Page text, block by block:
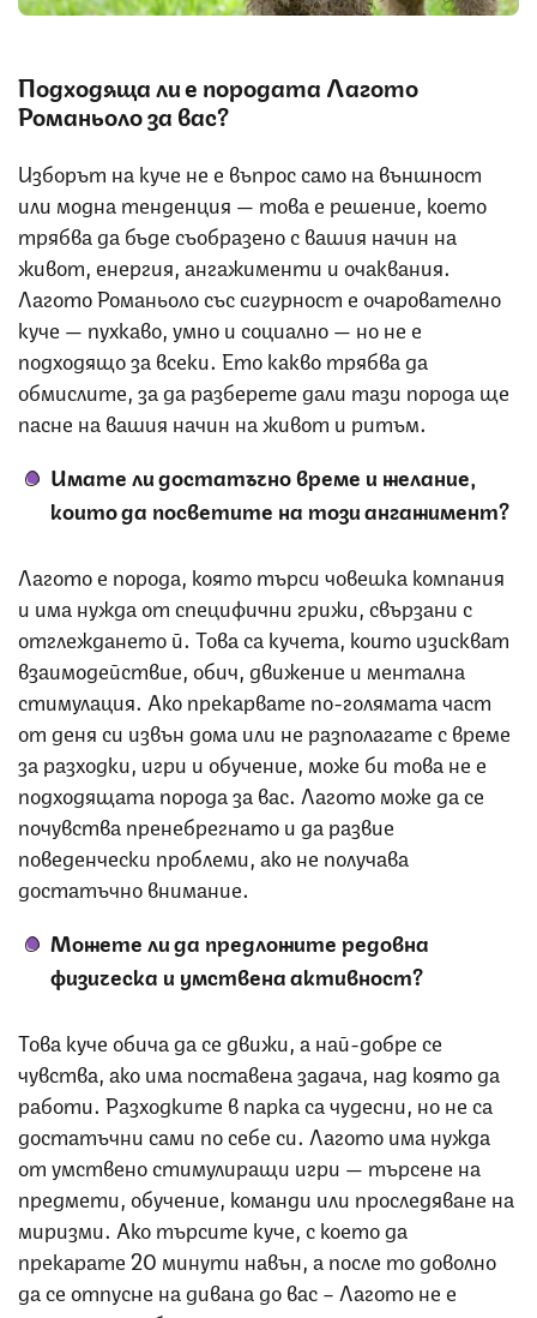
Подходяща ли е породата Лагото
Романьоло за вас?
Изборът на куче не е въпрос само на външност
или модна тенденция — това е решение, което
трябва да бъде съобразено с вашия начин на
живот, енергия, ангажименти и очаквания.
Лагото Романьоло със сигурност е очарователно
куче — пухкаво, умно и социално — но не е
подходящо за всеки. Ето какво трябва да
обмислите, за да разберете дали тази порода ще
пасне на вашия начин на живот и ритъм.
Имате ли достатъчно време и желание,
които да посветите на този ангажимент?
Лагото е порода, която търси човешка компания
и има нужда от специфични грижи, свързани с
отглеждането й. Това са кучета, които изискват
взаимодействие, обич, движение и ментална
стимулация. Ако прекарвате по-голямата част
от деня си извън дома или не разполагате с време
за разходки, игри и обучение, може би това не е
подходящата порода за вас. Лагото може да се
почувства пренебрегнато и да развие
поведенчески проблеми, ако не получава
достатъчно внимание.
Можете ли да предложите редовна
физическа и умствена активност?
Това куче обича да се движи, а най-добре се
чувства, ако има поставена задача, над която да
работи. Разходките в парка са чудесни, но не са
достатъчни сами по себе си. Лагото има нужда
от умствено стимулиращи игри — търсене на
предмети, обучение, команди или проследяване на
миризми. Ако търсите куче, с което да
прекарате 20 минути навън, а после то доволно
да се отпусне на дивана до вас – Лагото не е